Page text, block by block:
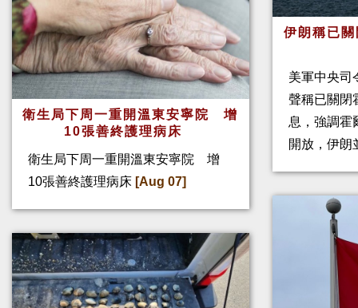
衛生局下周一重開溫東安寧院 增
10張善終護理病床
衛生局下周一重開溫東安寧院 增
10張善終護理病床 [Aug 07]
伊朗稱已
美軍中央司
聲稱已關閉
息，強調霍
開放，伊